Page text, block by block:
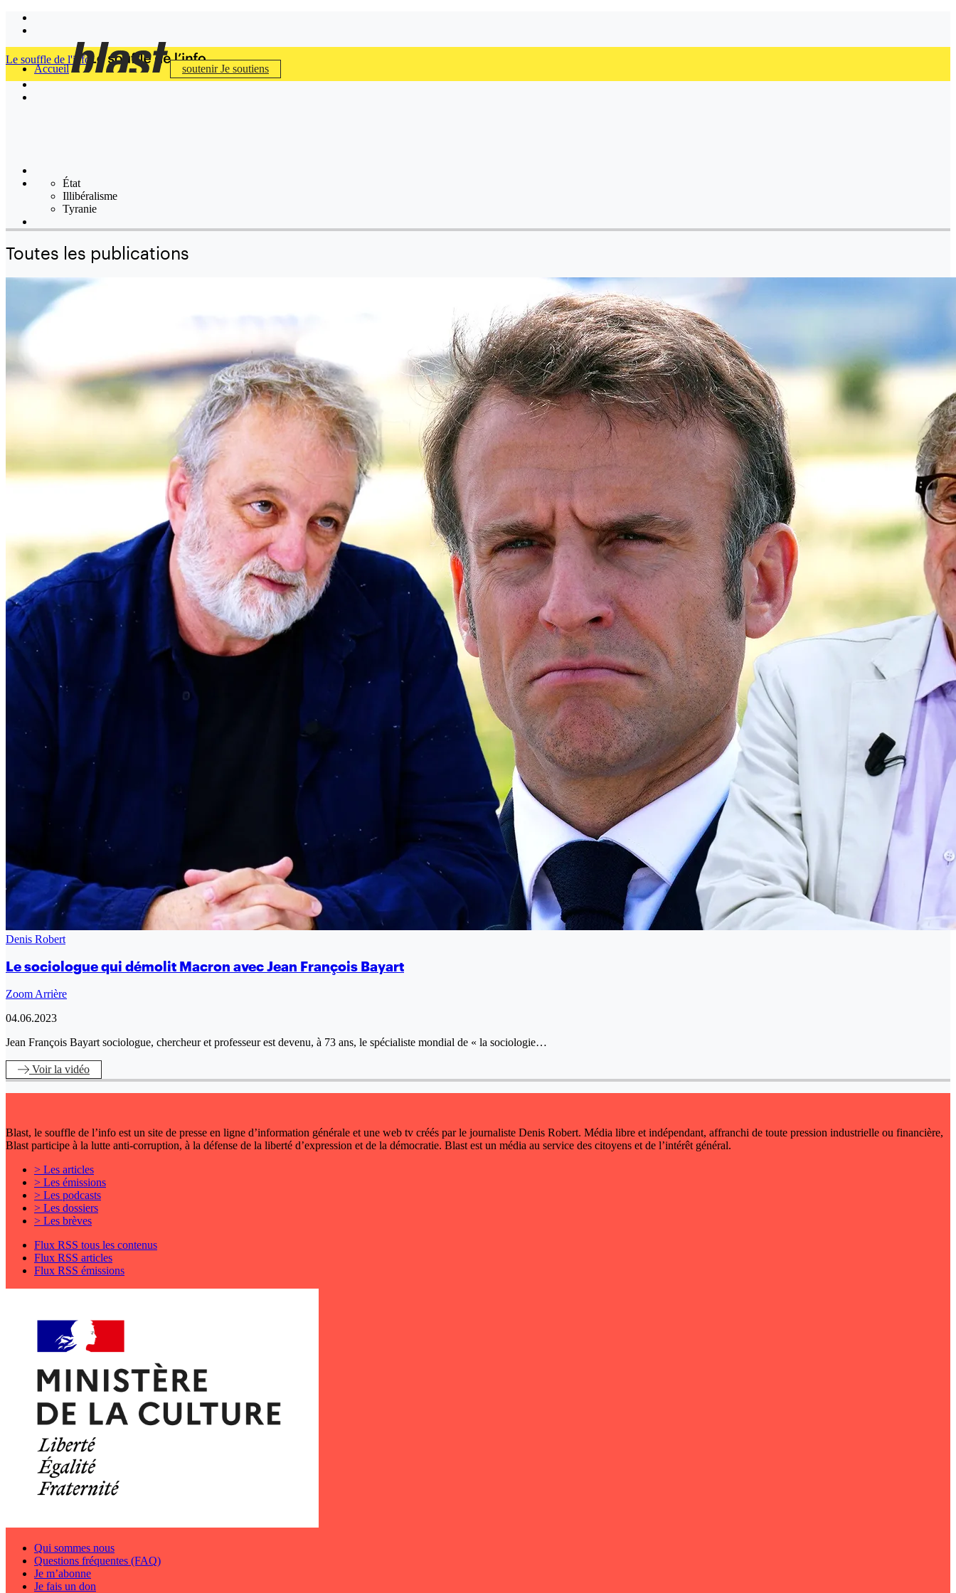
Accueil soutenirJe soutiens
Le souffle de l'info
État
Illibéralisme
Tyranie
Toutes les publications
Denis Robert
Le sociologue qui démolit Macron avec Jean François Bayart
Zoom Arrière
04.06.2023
Jean François Bayart sociologue, chercheur et professeur est devenu, à 73 ans, le spécialiste mondial de « la sociologie…
Voirla vidéo
Blast, le souffle de l’info est un site de presse en ligne d’information générale et une web tv créés par le journaliste Denis Robert. Média libre et indépendant, affranchi de toute pression industrielle ou financière,
Blast participe à la lutte anti-corruption, à la défense de la liberté d’expression et de la démocratie. Blast est un média au service des citoyens et de l’intérêt général.
> Les articles
> Les émissions
> Les podcasts
> Les dossiers
> Les brèves
Flux RSS tous les contenus
Flux RSS articles
Flux RSS émissions
Qui sommes nous
Questions fréquentes (FAQ)
Je m’abonne
Je fais un don